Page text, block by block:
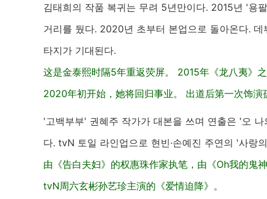
김태희의 작품 복귀는 무려 5년만이다. 2015년 '용
거리를 뒀다. 2020년 초부터 본업으로 돌아온다.
타지가 기대된다.
这是金泰熙时隔5年重返荧屏。 2015年《龙八夷》
2020年初开始，她将回归事业。 出道后第一次饰演
'고백부부' 권혜주 작가가 대본을 쓰며 연출은 '오
다. tvN 토일 라인업으로 현빈·손예진 주연의 '사랑
由《告白夫妇》的权惠珠作家执笔，由《Oh我的鬼
tvN周六玄彬孙艺珍主演的《爱情迫降》。